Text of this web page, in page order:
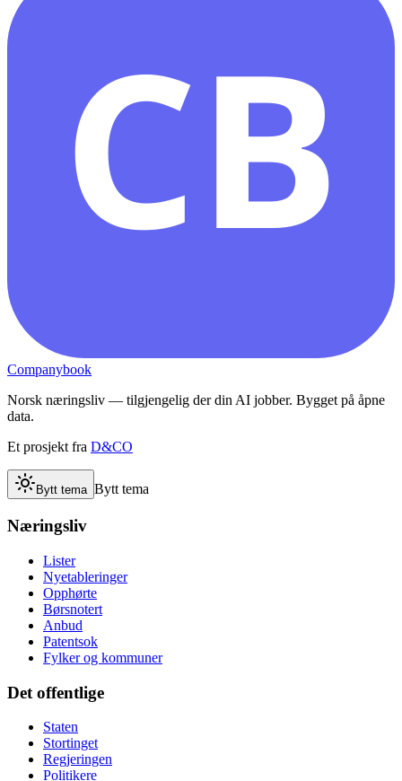
CB
Companybook
Norsk næringsliv — tilgjengelig der din AI jobber. Bygget på åpne
data.
Et prosjekt fra D&CO
Bytt tema Bytt tema
Næringsliv
Lister
Nyetableringer
Opphørte
Børsnotert
Anbud
Patentsok
Fylker og kommuner
Det offentlige
Staten
Stortinget
Regjeringen
Politikere